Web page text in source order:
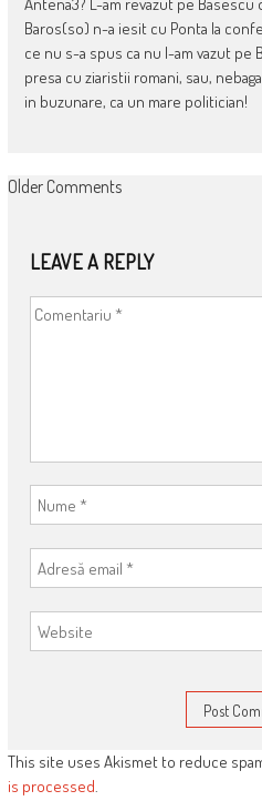
Antena3? L-am revazut pe Basescu
Baros(so) n-a iesit cu Ponta la
ce nu s-a spus ca nu l-am vazut
presa cu ziaristii romani, sau,
in buzunare, ca un mare politician!
COMMENT
Older Comments
LEAVE A REPLY
This site uses Akismet to reduce
is processed.